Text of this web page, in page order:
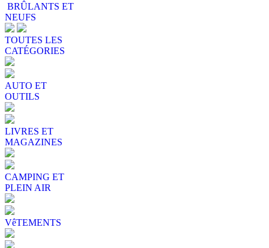
BRÛLANTS ET
NEUFS
TOUTES LES
CATÉGORIES
AUTO ET
OUTILS
LIVRES ET
MAGAZINES
CAMPING ET
PLEIN AIR
VêTEMENTS